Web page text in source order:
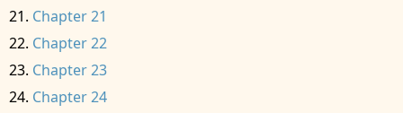
Chapter 21
Chapter 22
Chapter 23
Chapter 24